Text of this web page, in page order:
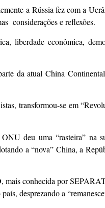
a Rússia fez com a
considerações e reflexões.
liberdade econômica,
da atual China
transformou-se em
deu uma “rasteira” na
a “nova” China, a
mais conhecida por
desprezando a